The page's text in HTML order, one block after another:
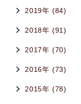
2019年 (84)
2018年 (91)
2017年 (70)
2016年 (73)
2015年 (78)